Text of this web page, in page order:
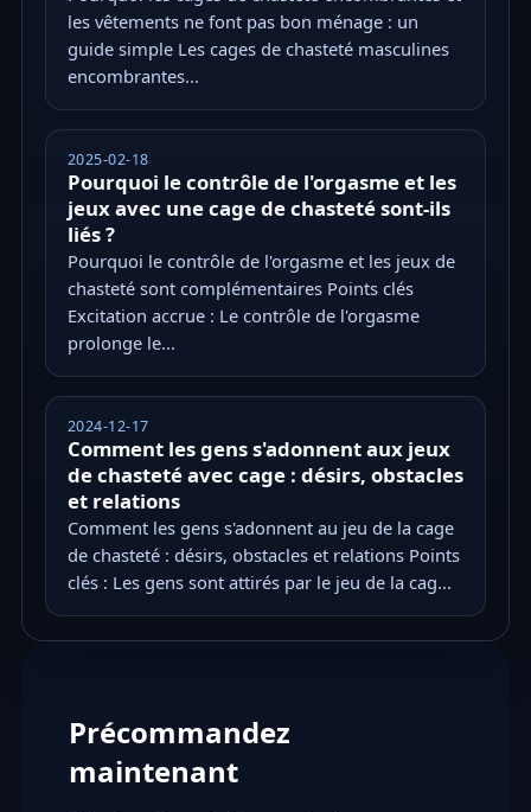
les vêtements ne font pas bon ménage : un
guide simple Les cages de chasteté masculines
encombrantes...
2025-02-18
Pourquoi le contrôle de l'orgasme et les
jeux avec une cage de chasteté sont-ils
liés ?
Pourquoi le contrôle de l'orgasme et les jeux de
chasteté sont complémentaires Points clés
Excitation accrue : Le contrôle de l'orgasme
prolonge le...
2024-12-17
Comment les gens s'adonnent aux jeux
de chasteté avec cage : désirs, obstacles
et relations
Comment les gens s'adonnent au jeu de la cage
de chasteté : désirs, obstacles et relations Points
clés : Les gens sont attirés par le jeu de la cag...
Précommandez
maintenant